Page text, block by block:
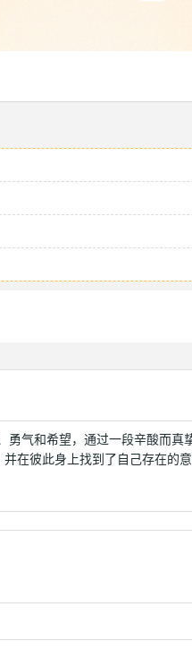
气和希望，通过一段辛酸而
在彼此身上找到了自己存在的意